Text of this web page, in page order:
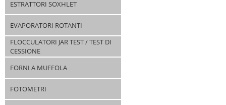
ESTRATTORI SOXHLET
EVAPORATORI ROTANTI
FLOCCULATORI JAR TEST / TEST DI
CESSIONE
FORNI A MUFFOLA
FOTOMETRI